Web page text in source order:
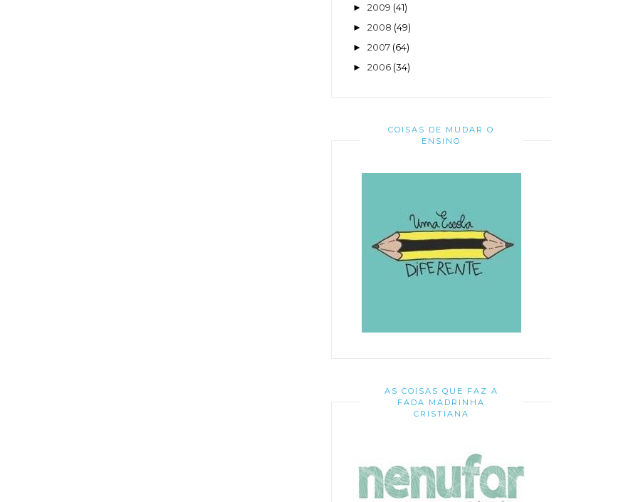
► 2009 (41)
► 2008 (49)
► 2007 (64)
► 2006 (34)
COISAS DE MUDAR O
ENSINO
AS COISAS QUE FAZ A
FADA MADRINHA
CRISTIANA